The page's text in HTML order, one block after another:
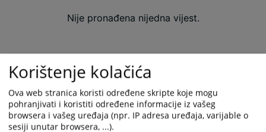
Nije pronađena nijedna vijest.
Korištenje kolačića
Ova web stranica koristi određene skripte koje mogu
pohranjivati i koristiti određene informacije iz vašeg
browsera i vašeg uređaja (npr. IP adresa uređaja, varijable o
sesiji unutar browsera, ...).